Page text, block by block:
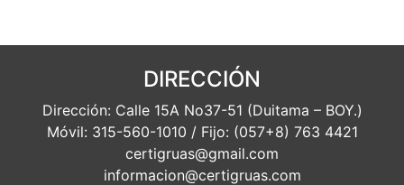
DIRECCIÓN
Dirección: Calle 15A No37-51 (Duitama – BOY.)
Móvil: 315-560-1010 / Fijo: (057+8) 763 4421
certigruas@gmail.com
informacion@certigruas.com